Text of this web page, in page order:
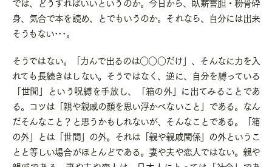
身、気合で本を読め、とでもいうのか。それなら、自分には出来
そうもない･･･。
そうではない。「力んで出るのは○○○だけ」、そんなに力を入
れても長続きはしない。そうではなく、逆に、自分を縛っている
「世間」という呪縛を手放し、「箱の外」に出てみることであ
る。コツは「親や親戚の顔を思い浮かべないこと」である。なん
だそんなこと？と思うかもしれないが、そんなことである。「箱
の外」とは「世間」の外。それは「親や親戚関係」の外というこ
とと等しい場合がほとんどである。妻や夫や恋人ではない。親や